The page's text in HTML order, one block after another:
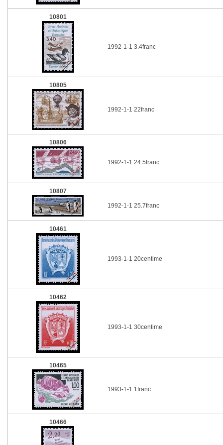
10801
1992-1-1 3.4franc
10805
1992-1-1 22franc
10806
1992-1-1 24.5franc
10807
1992-1-1 25.7franc
10461
1993-1-1 20centime
10462
1993-1-1 30centime
10465
1993-1-1 1franc
10466